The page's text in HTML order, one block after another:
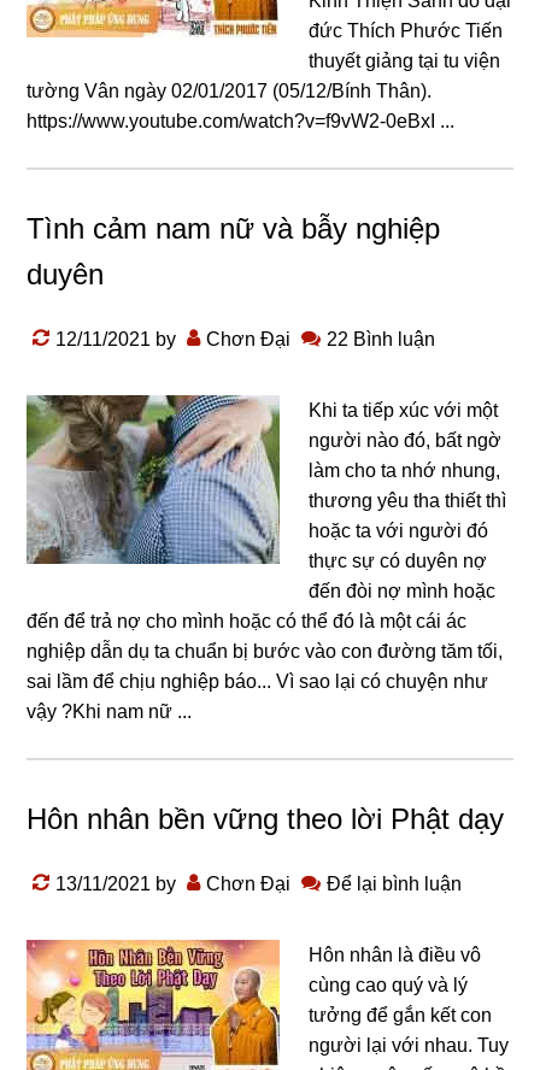
đức Thích Phước Tiến
thuyết giảng tại tu viện
tường Vân ngày 02/01/2017 (05/12/Bính Thân).
https://www.youtube.com/watch?v=f9vW2-0eBxI ...
Tình cảm nam nữ và bẫy nghiệp
duyên
12/11/2021 by Chơn Đại 22 Bình luận
Khi ta tiếp xúc với một
người nào đó, bất ngờ
làm cho ta nhớ nhung,
thương yêu tha thiết thì
hoặc ta với người đó
thực sự có duyên nợ
đến đòi nợ mình hoặc
đến để trả nợ cho mình hoặc có thể đó là một cái ác
nghiệp dẫn dụ ta chuẩn bị bước vào con đường tăm tối,
sai lầm để chịu nghiệp báo... Vì sao lại có chuyện như
vậy ?Khi nam nữ ...
Hôn nhân bền vững theo lời Phật dạy
13/11/2021 by Chơn Đại Để lại bình luận
Hôn nhân là điều vô
cùng cao quý và lý
tưởng để gắn kết con
người lại với nhau. Tuy